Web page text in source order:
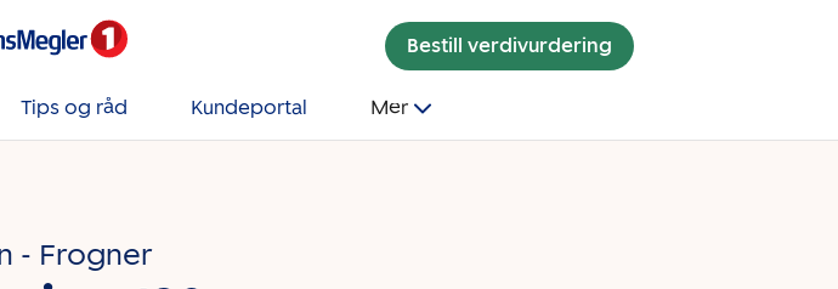
Bestill verdivurdering
Tips og råd Kundeportal Mer
- Frogner